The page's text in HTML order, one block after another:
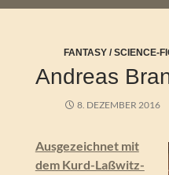
FANTASY / SCIENCE-
Andreas
8. DEZEMBER 2016
Ausgezeichnet mit
dem Kurd-Laßwitz-